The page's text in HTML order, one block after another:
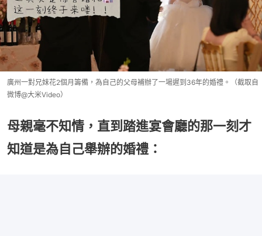
廣州一對兄妹花2個月籌備，為自己的父母補辦了一場遲到36年的婚禮。（截取自
微博@大米Video）
母親毫不知情，直到踏進宴會廳的那一刻才
知道是為自己舉辦的婚禮：